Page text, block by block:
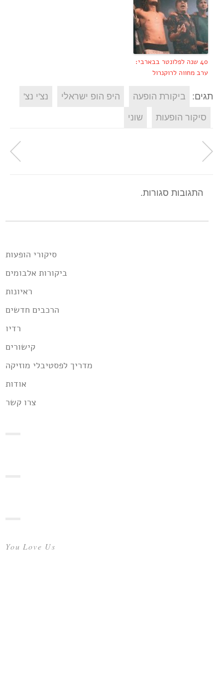
40 שנה לפלונטר בבארבי:
ערב מחווה לרוקנרול
תגים: ביקורת הופעה היפ הופ ישראלי נצ'י נצ'
סיקור הופעות שוני
התגובות סגורות.
סיקורי הופעות
ביקורות אלבומים
ראיונות
הרכבים חדשים
רדיו
קישורים
מדריך לפסטיבלי מוזיקה
אודות
צרו קשר
You Love Us